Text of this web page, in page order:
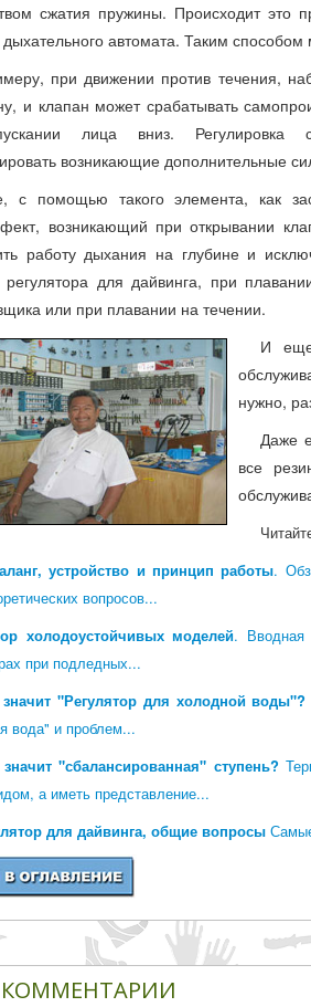
сжатия пружины. Происходит это
автомата. Таким
при движении против течения,
и клапан может срабатывать
лица вниз. Регулировка
возникающие дополнительные
с помощью такого элемента, как
возникающий при открывании
работу дыхания на глубине и
регулятора для дайвинга, при
или при плавании на течении.
И еще
нужно,
Даже
все
устройство и принцип работы.
вопросов...
холодоустойчивых моделей. Вводная
при подледных...
"Регулятор для холодной воды"?
вода" и проблем...
"сбалансированная" ступень?
а иметь представление...
для дайвинга, общие вопросы